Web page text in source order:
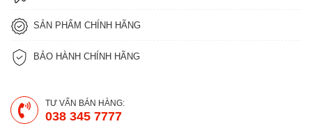
SẢN PHẨM CHÍNH HÃNG
BẢO HÀNH CHÍNH HÃNG
TƯ VẤN BÁN HÀNG:
038 345 7777